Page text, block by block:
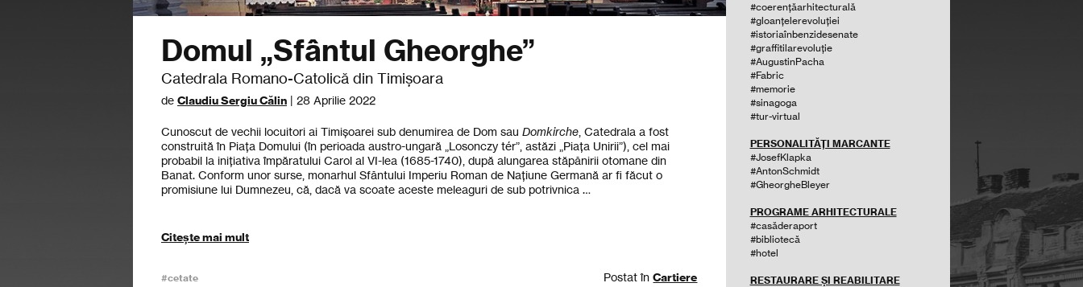
Domul „Sfântul Gheorghe”
Catedrala Romano-Catolică din Timișoara
de Claudiu Sergiu Călin | 28 Aprilie 2022
Cunoscut de vechii locuitori ai Timișoarei sub denumirea de Dom sau Domkirche , Catedrala a fost
construită în Piața Domului (în perioada austro-ungară „Losonczy tér”, astăzi „Piaţa Unirii”), cel mai
probabil la inițiativa împăratului Carol al VI-lea (1685-1740), după alungarea stăpânirii otomane din
Banat. Conform unor surse, monarhul Sfântului Imperiu Roman de Națiune Germană ar fi făcut o
promisiune lui Dumnezeu, că, dacă va scoate aceste meleaguri de sub potrivnica …
Citește mai mult
#cetate Postat înCartiere
#coerențăarhitecturală
#gloanțelerevoluției
#istoriaînbenzidesenate
#graffitilarevoluție
#AugustinPacha
#Fabric
#memorie
#sinagoga
#tur-virtual
PERSONALITĂȚI MARCANTE
#JosefKlapka
#AntonSchmidt
#GheorgheBleyer
PROGRAME ARHITECTURALE
#casăderaport
#bibliotecă
#hotel
RESTAURARE ȘI REABILITARE